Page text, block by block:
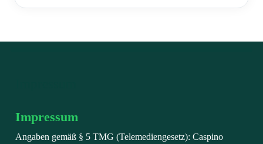
Impressum
Angaben gemäß § 5 TMG (Telemediengesetz): Caspino